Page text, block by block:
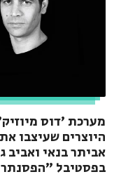
מערכת 'דוס
היוצרים שעיצבו
אביתר בנאי ואביב
בפסטיבל